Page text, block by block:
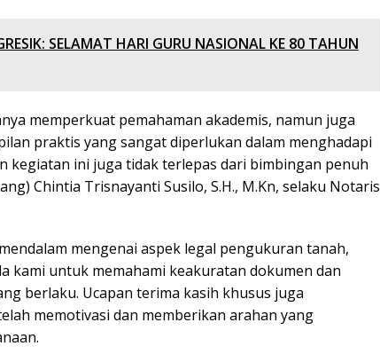
SELAMAT HARI GURU NASIONAL KE 80 TAHUN
memperkuat pemahaman akademis, namun juga
praktis yang sangat diperlukan dalam menghadapi
kegiatan ini juga tidak terlepas dari bimbingan penuh
Chintia Trisnayanti Susilo, S.H., M.Kn, selaku Notaris
mengenai aspek legal pengukuran tanah,
kami untuk memahami keakuratan dokumen dan
berlaku. Ucapan terima kasih khusus juga
memotivasi dan memberikan arahan yang